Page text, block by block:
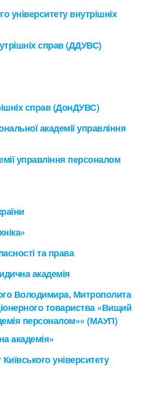
університету внутрішніх
справ (ДДУВС)
справ (ДонДУВС)
академії управління
управління персоналом
та права
академія
Володимира, Митрополита
товариства «Вищий
персоналом»» (МАУП)
академія»
університету